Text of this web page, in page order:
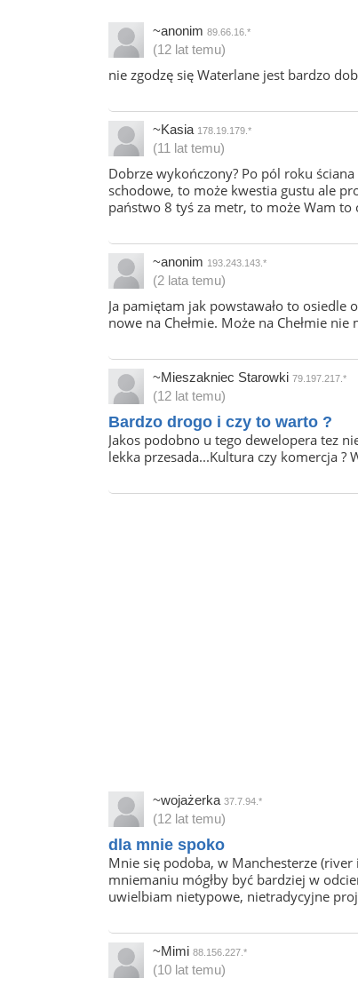
~anonim 89.66.16.*
(12 lat temu)
nie zgodzę się Waterlane jest bardzo
~Kasia 178.19.179.*
(11 lat temu)
Dobrze wykończony? Po pól roku
schodowe, to może kwestia gustu ale
państwo 8 tyś za metr, to może Wam
~anonim 193.243.143.*
(2 lata temu)
Ja pamiętam jak powstawało to osiedle
nowe na Chełmie. Może na Chełmie
~Mieszakniec Starowki 79.197.217.*
(12 lat temu)
Bardzo drogo i czy to warto ?
Jakos podobno u tego dewelopera tez
lekka przesada...Kultura czy komercja
~wojażerka 37.7.94.*
(12 lat temu)
dla mnie spoko
Mnie się podoba, w Manchesterze
mniemaniu mógłby być bardziej w
uwielbiam nietypowe, nietradycyjne
~Mimi 88.156.227.*
(10 lat temu)